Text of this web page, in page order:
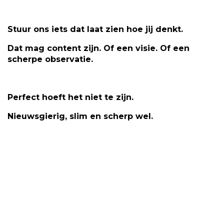
Stuur ons iets dat laat zien hoe jij denkt.
Dat mag content zijn. Of een visie. Of een
scherpe observatie.
Perfect hoeft het niet te zijn.
Nieuwsgierig, slim en scherp wel.